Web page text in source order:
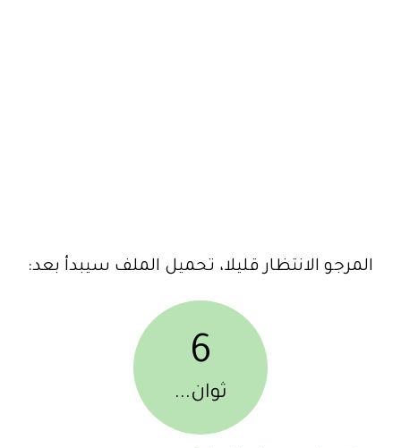
المرجو الانتظار قليلا، تحميل الملف سيبدأ بعد:
6
ثوان...